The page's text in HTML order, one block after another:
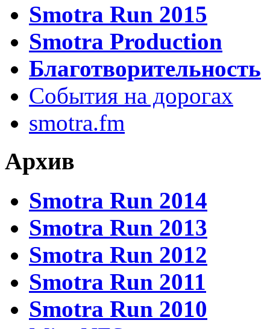
Smotra Run 2015
Smotra Production
Благотворительность
События на дорогах
smotra.fm
Архив
Smotra Run 2014
Smotra Run 2013
Smotra Run 2012
Smotra Run 2011
Smotra Run 2010